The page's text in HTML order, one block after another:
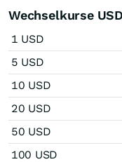
Wechselkurse
1 USD
5 USD
10 USD
20 USD
50 USD
100 USD